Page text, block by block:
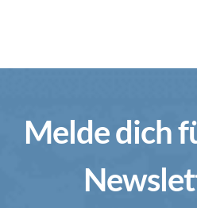
Melde dich